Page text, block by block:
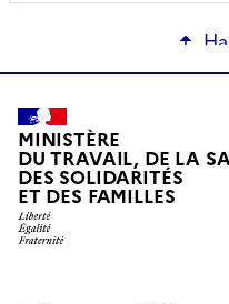
MINISTÈRE
DU TRAVAIL, DE LA
DES SOLIDARITÉS
ET DES FAMILLES